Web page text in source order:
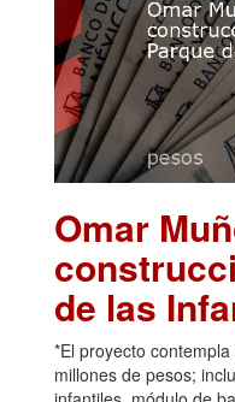
Omar
de las
*El proyecto
millones de pesos;